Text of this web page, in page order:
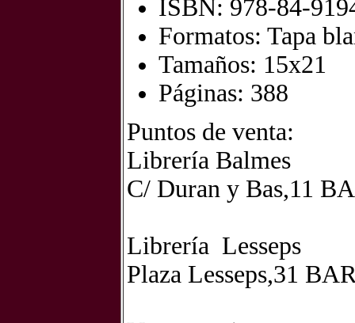
ISBN: 978-84-
Formatos: Tapa
Tamaños: 15x21
Páginas: 388
Puntos de venta:
Librería Balmes
C/ Duran y Bas,11
Librería Lesseps
Plaza Lesseps,31